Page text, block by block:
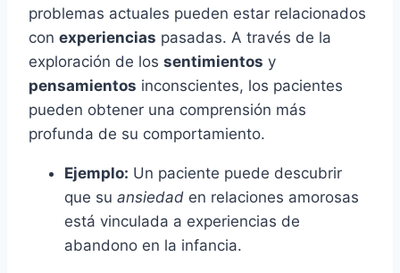
problemas actuales pueden estar relacionados
con experiencias pasadas. A través de la
exploración de los sentimientos y
pensamientos inconscientes, los pacientes
pueden obtener una comprensión más
profunda de su comportamiento.
Ejemplo: Un paciente puede descubrir
que su ansiedad en relaciones amorosas
está vinculada a experiencias de
abandono en la infancia.